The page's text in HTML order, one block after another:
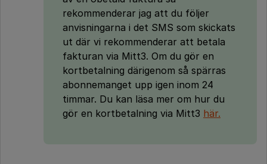
rekommenderar jag att du följer
anvisningarna i det SMS som skickats
ut där vi rekommenderar att betala
fakturan via Mitt3. Om du gör en
kortbetalning därigenom så spärras
abonnemanget upp igen inom 24
timmar. Du kan läsa mer om hur du
gör en kortbetalning via Mitt3 här.